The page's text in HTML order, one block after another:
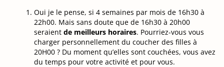
Oui je le pense, si 4 semaines par mois de 16h30 à
22h00. Mais sans doute que de 16h30 à 20h00
seraient de meilleurs horaires. Pourriez-vous vous
charger personnellement du coucher des filles à
20H00 ? Du moment qu’elles sont couchées, vous avez
du temps pour votre activité et pour vous.